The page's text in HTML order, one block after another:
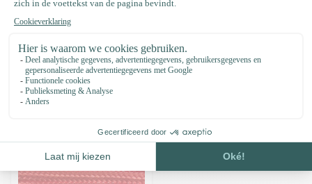
Specificaties
Recent bekeken